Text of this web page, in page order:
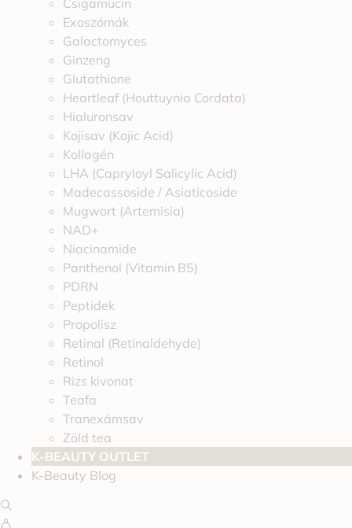
Csigamucin
Exoszómák
Galactomyces
Ginzeng
Glutathione
Heartleaf (Houttuynia Cordata)
Hialuronsav
Kojisav (Kojic Acid)
Kollagén
LHA (Capryloyl Salicylic Acid)
Madecassoside / Asiaticoside
Mugwort (Artemisia)
NAD+
Niacinamide
Panthenol (Vitamin B5)
PDRN
Peptidek
Propolisz
Retinal (Retinaldehyde)
Retinol
Rizs kivonat
Teafa
Tranexámsav
Zöld tea
K-BEAUTY OUTLET
K-Beauty Blog